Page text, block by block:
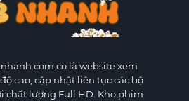
là website xem
cao, cập nhật liên tục các bộ
chất lượng Full HD. Kho phim